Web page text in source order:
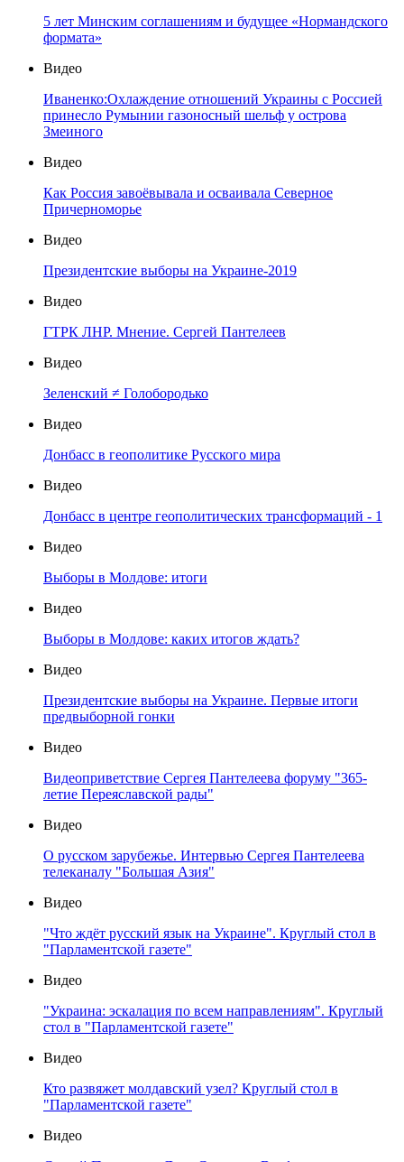
5 лет Минским соглашениям и будущее «Нормандского
формата»
Видео
Иваненко:Охлаждение отношений Украины с Россией
принесло Румынии газоносный шельф у острова
Змеиного
Видео
Как Россия завоёвывала и осваивала Северное
Причерноморье
Видео
Президентские выборы на Украине-2019
Видео
ГТРК ЛНР. Мнение. Сергей Пантелеев
Видео
Зеленский ≠ Голобородько
Видео
Донбасс в геополитике Русского мира
Видео
Донбасс в центре геополитических трансформаций - 1
Видео
Выборы в Молдове: итоги
Видео
Выборы в Молдове: каких итогов ждать?
Видео
Президентские выборы на Украине. Первые итоги
предвыборной гонки
Видео
Видеоприветствие Сергея Пантелеева форуму "365-
летие Переяславской рады"
Видео
О русском зарубежье. Интервью Сергея Пантелеева
телеканалу "Большая Азия"
Видео
"Что ждёт русский язык на Украине". Круглый стол в
"Парламентской газете"
Видео
"Украина: эскалация по всем направлениям". Круглый
стол в "Парламентской газете"
Видео
Кто развяжет молдавский узел? Круглый стол в
"Парламентской газете"
Видео